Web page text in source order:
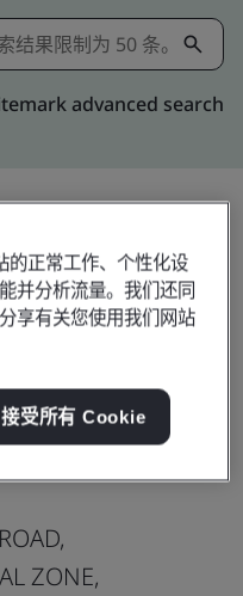
advanced search
分享:
RPE
ZONE,
的正常工作、个性化设
并分析流量。我们还同
享有关您使用我们网站
接受所有 Cookie